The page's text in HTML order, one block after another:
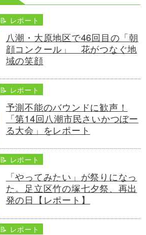
📝 レポート
八潮・大原地区で46回目の「朝
顔コンクール」 花がつなぐ地
域の笑顔
📝 レポート
予測不能のバウンドに歓声！
「第14回八潮市民さいかつぼー
る大会」をレポート
📝 レポート
「やってみたい」が祭りになっ
た。足立区竹の塚七夕祭、再出
発の日【レポート】
📝 レポート